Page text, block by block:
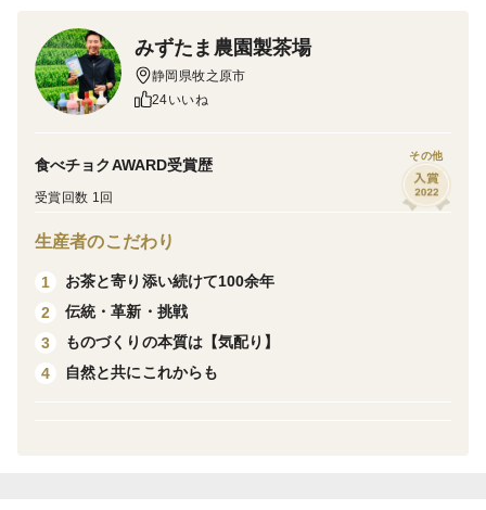
＝＝＝＝＝＝＝＝＝＝＝＝＝＝＝＝＝＝＝＝
日本を代表するお茶処、静岡県牧之原市のお茶農家兼製
製茶問屋さんに出していないものですので、他の地域や
『100%純正な牧之原のあら茶』です！
摘んだ茶葉をそのまま楽しむ
「なにも足さない、なにも引かない」ナチュラルなお茶
です。
みずたま農園製茶場
静岡県牧之原市
24いいね
食べチョクAWARD受賞歴
受賞回数 1回
その他
生産者のこだわり
1
お茶と寄り添い続けて100余年
2
伝統・革新・挑戦
3
ものづくりの本質は【気配り】
4
自然と共にこれからも